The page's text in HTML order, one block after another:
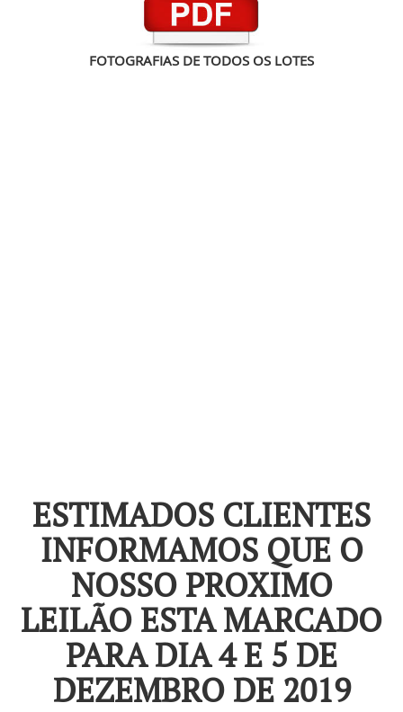
FOTOGRAFIAS DE TODOS OS LOTES
ESTIMADOS CLIENTES
INFORMAMOS QUE O
NOSSO PROXIMO
LEILÃO ESTA MARCADO
PARA DIA 4 E 5 DE
DEZEMBRO DE 2019